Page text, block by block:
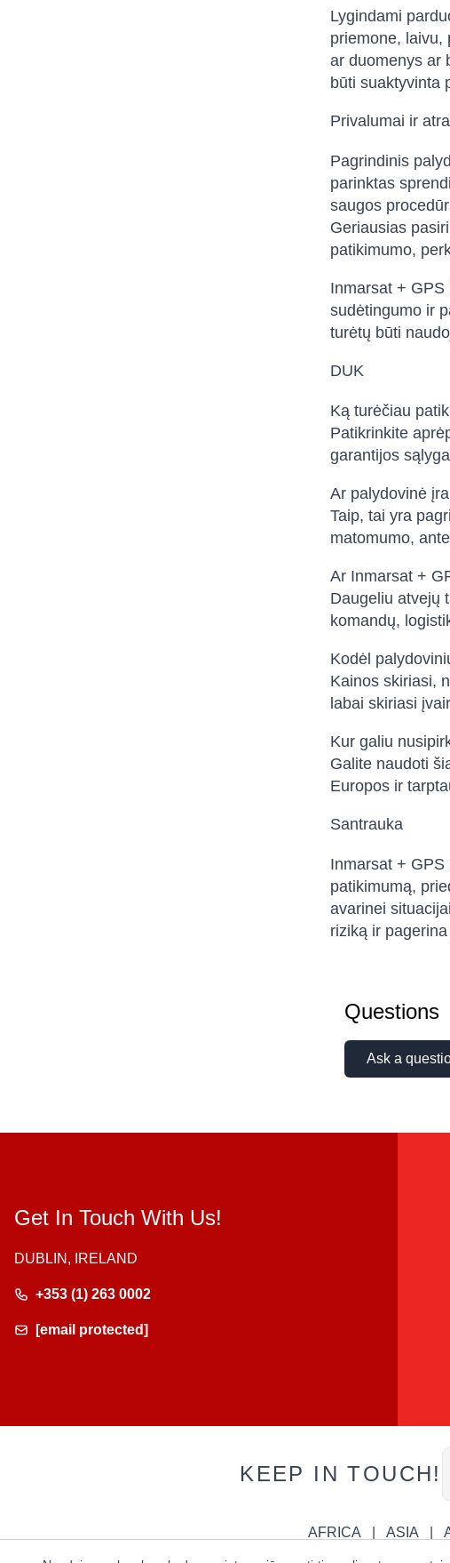
Lygindami
priemone, laivu,
ar duomenys ar
būti suaktyvinta
Privalumai ir
Pagrindinis
parinktas
saugos
Geriausias
patikimumo,
Inmarsat +
sudėtingumo ir
turėtų būti
DUK
Ką turėčiau
Patikrinkite
garantijos
Ar palydovinė
Taip, tai yra
matomumo,
Ar Inmarsat +
Daugeliu atvejų
komandų,
Kodėl
Kainos skiriasi,
labai skiriasi
Kur galiu
Galite naudoti
Europos ir
Santrauka
Inmarsat +
patikimumą,
avarinei
riziką ir
Questions
Ask a
Get In Touch With Us!
DUBLIN, IRELAND
+353 (1) 263 0002
[email protected]
KEEP IN TOUCH!
AFRICA ASIA